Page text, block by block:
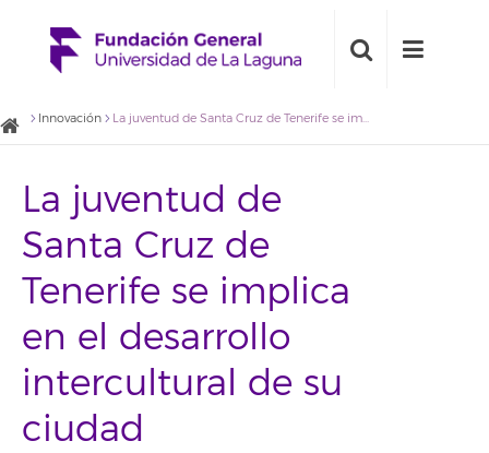
Innovación La juventud de Santa Cruz de Tenerife se implica en el desarrollo intercultural de su ciudad
La juventud de
Santa Cruz de
Tenerife se implica
en el desarrollo
intercultural de su
ciudad